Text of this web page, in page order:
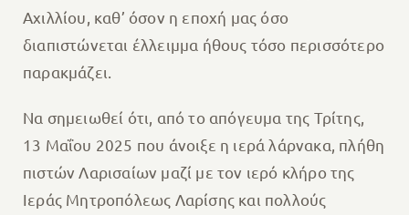
Αχιλλίου, καθ’ όσον η εποχή μας όσο
διαπιστώνεται έλλειμμα ήθους τόσο περισσότερο
παρακμάζει.
Να σημειωθεί ότι, από το απόγευμα της Τρίτης,
13 Μαΐου 2025 που άνοιξε η ιερά λάρνακα, πλήθη
πιστών Λαρισαίων μαζί με τον ιερό κλήρο της
Ιεράς Μητροπόλεως Λαρίσης και πολλούς